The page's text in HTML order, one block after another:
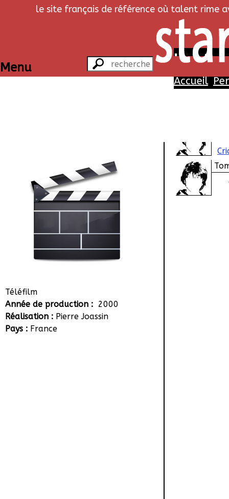
le site français de référence où talent rime
Menu
Téléfilm
Année de production : 2000
Réalisation : Pierre Joassin
Pays : France
La tribu
Accueil